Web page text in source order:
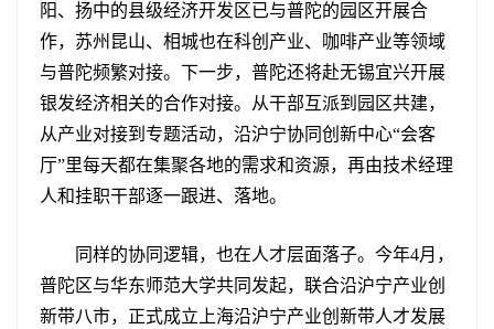
阳、扬中的县级经济开发区已与普陀的园区开展合
作，苏州昆山、相城也在科创产业、咖啡产业等领域
与普陀频繁对接。下一步，普陀还将赴无锡宜兴开展
银发经济相关的合作对接。从干部互派到园区共建，
从产业对接到专题活动，沿沪宁协同创新中心“会客
厅”里每天都在集聚各地的需求和资源，再由技术经理
人和挂职干部逐一跟进、落地。
同样的协同逻辑，也在人才层面落子。今年4月，
普陀区与华东师范大学共同发起，联合沿沪宁产业创
新带八市，正式成立上海沿沪宁产业创新带人才发展